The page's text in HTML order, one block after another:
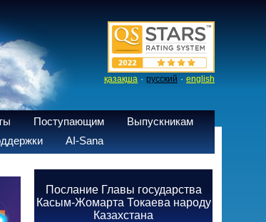
қазақша · русский · english
Поступающим
Выпускникам
AI-Sana
Послание Главы государства
Касым-Жомарта Токаева народу
Казахстана